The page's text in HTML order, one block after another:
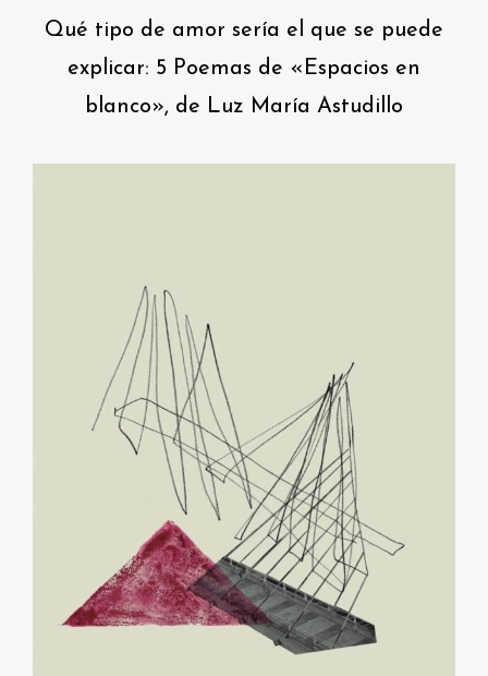
Qué tipo de amor sería el que se puede
explicar: 5 Poemas de «Espacios en
blanco», de Luz María Astudillo